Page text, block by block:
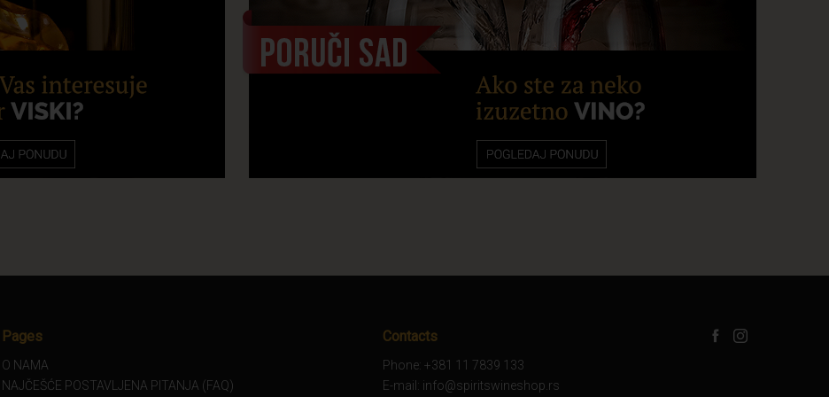
Pages
O NAMA
NAJČEŠĆE POSTAVLJENA PITANJA (FAQ)
Contacts
Phone: +381 11 7839 133
E-mail: info@spiritswineshop.rs